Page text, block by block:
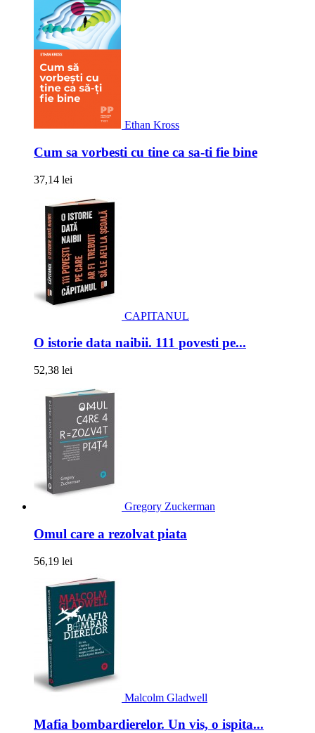
Ethan Kross
Cum sa vorbesti cu tine ca sa-ti fie bine
37,14 lei
CAPITANUL
O istorie data naibii. 111 povesti pe...
52,38 lei
Gregory Zuckerman
Omul care a rezolvat piata
56,19 lei
Malcolm Gladwell
Mafia bombardierelor. Un vis, o ispita...